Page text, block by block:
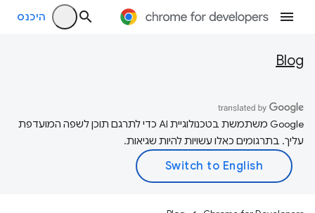
היכנס
Blog
‫Google משתמשת בטכנולוגיית AI כדי לתרגם תוכן לשפה המועדפת
עליך. בתרגומים כאלו עשויות להיות שגיאות.